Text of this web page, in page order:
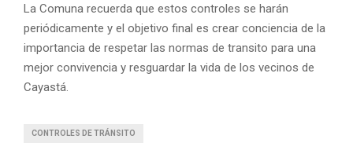
La Comuna recuerda que estos controles se harán
periódicamente y el objetivo final es crear conciencia de la
importancia de respetar las normas de transito para una
mejor convivencia y resguardar la vida de los vecinos de
Cayastá.
CONTROLES DE TRÁNSITO